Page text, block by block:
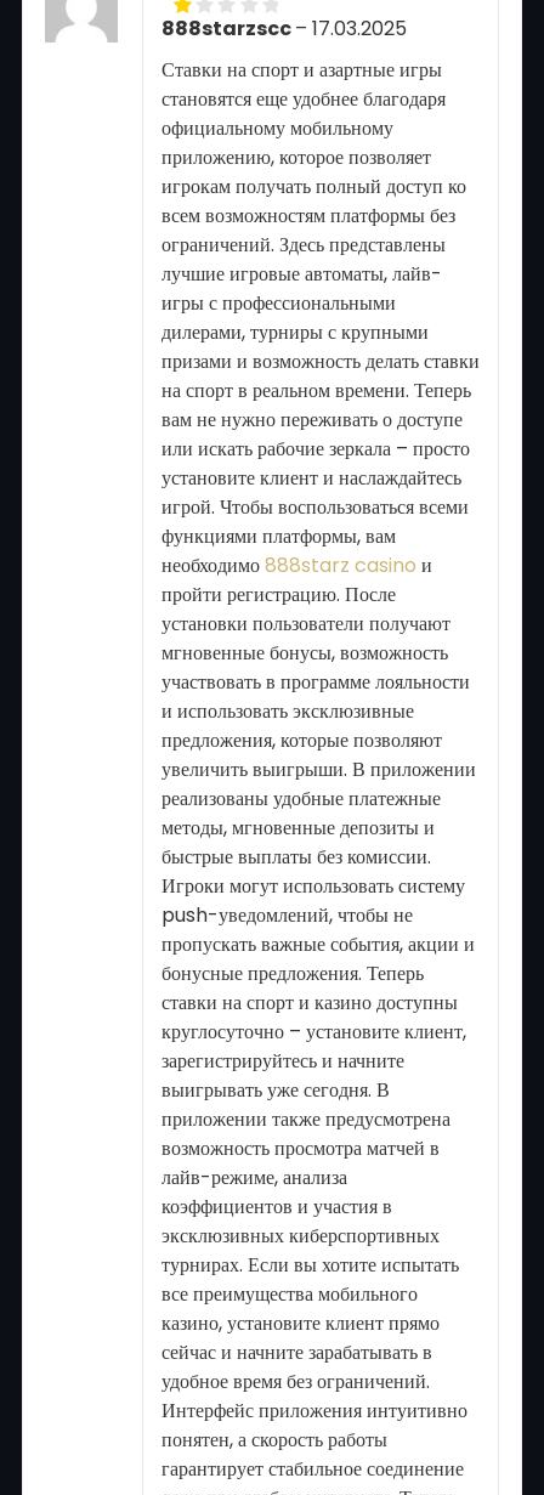
Rated
out
of
5
888starzscc– 17.03.2025
Ставки на спорт и азартные игры
становятся еще удобнее благодаря
официальному мобильному
приложению, которое позволяет
игрокам получать полный доступ ко
всем возможностям платформы без
ограничений. Здесь представлены
лучшие игровые автоматы, лайв-
игры с профессиональными
дилерами, турниры с крупными
призами и возможность делать ставки
на спорт в реальном времени. Теперь
вам не нужно переживать о доступе
или искать рабочие зеркала – просто
установите клиент и наслаждайтесь
игрой. Чтобы воспользоваться всеми
функциями платформы, вам
необходимо888starz casino и
пройти регистрацию. После
установки пользователи получают
мгновенные бонусы, возможность
участвовать в программе лояльности
и использовать эксклюзивные
предложения, которые позволяют
увеличить выигрыши. В приложении
реализованы удобные платежные
методы, мгновенные депозиты и
быстрые выплаты без комиссии.
Игроки могут использовать систему
push-уведомлений, чтобы не
пропускать важные события, акции и
бонусные предложения. Теперь
ставки на спорт и казино доступны
круглосуточно – установите клиент,
зарегистрируйтесь и начните
выигрывать уже сегодня. В
приложении также предусмотрена
возможность просмотра матчей в
лайв-режиме, анализа
коэффициентов и участия в
эксклюзивных киберспортивных
турнирах. Если вы хотите испытать
все преимущества мобильного
казино, установите клиент прямо
сейчас и начните зарабатывать в
удобное время без ограничений.
Интерфейс приложения интуитивно
понятен, а скорость работы
гарантирует стабильное соединение